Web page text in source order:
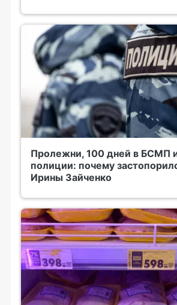
Пролежни, 100 дней в БСМП
полиции: почему
Ирины Зайченко